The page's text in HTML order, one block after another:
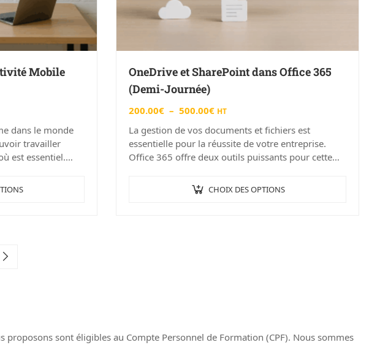
Mobile
dans le monde
travailler
est essentiel.
OneDrive et SharePoint dans Office 365
(Demi-Journée)
200.00€ – 500.00€ HT
La gestion de vos documents et fichiers est
essentielle pour la réussite de votre entreprise.
Office 365 offre deux outils puissants pour cette
CHOIX DES OPTIONS
sont éligibles au Compte Personnel de Formation (CPF). Nous sommes